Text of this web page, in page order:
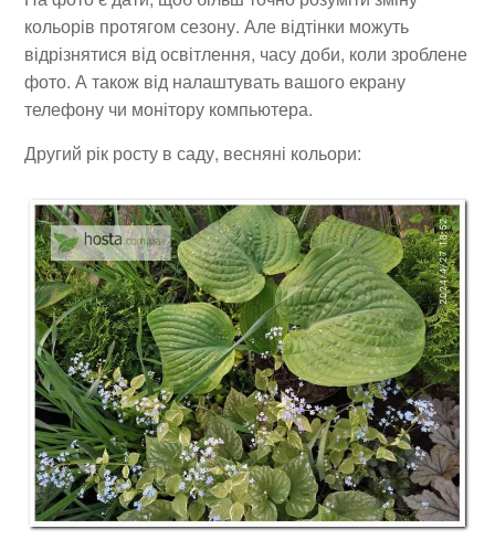
кольорів протягом сезону. Але відтінки можуть
відрізнятися від освітлення, часу доби, коли зроблене
фото. А також від налаштувать вашого екрану
телефону чи монітору компьютера.
Другий рік росту в саду, весняні кольори: